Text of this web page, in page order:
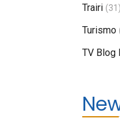
Trairi (31)
Turismo
TV Blog